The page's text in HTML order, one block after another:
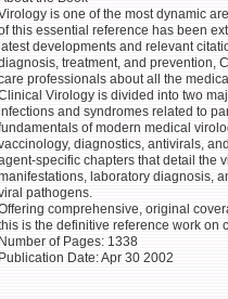
is one of the most dynamic
this essential reference has been
latest developments and relevant
treatment, and prevention,
professionals about all the
Virology is divided into two
and syndromes related to
of modern medical
diagnostics, antivirals,
specific chapters that detail the
laboratory diagnosis,
pathogens.
comprehensive, original
is the definitive reference work on
Number of Pages: 1338
Publication Date: Apr 30 2002